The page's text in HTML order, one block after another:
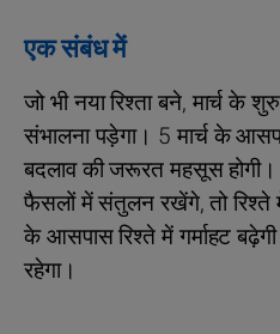
एक संबंध में
जो भी नया रिश्ता बने, मार्च के
संभालना पड़ेगा। 5 मार्च के
बदलाव की जरूरत महसूस
फैसलों में संतुलन रखेंगे, तो रिश्ते में
के आसपास रिश्ते में गर्माहट
रहेगा।